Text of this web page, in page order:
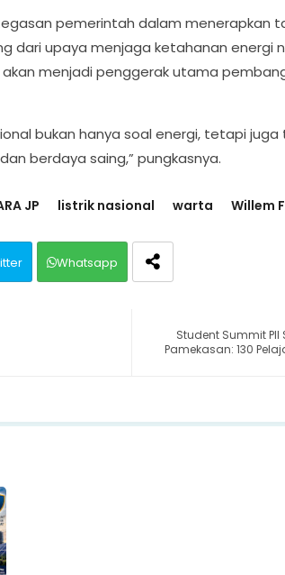
pemerintah dalam menerapkan
dari upaya menjaga ketahanan energi
menjadi penggerak utama
bukan hanya soal energi, tetapi
berdaya saing,” pungkasnya.
JP listrik nasional warta Willem
Whatsapp
Student Summit
Pamekasan: 130